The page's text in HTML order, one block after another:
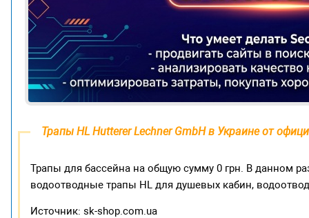
Трапы HL Hutterer Lechner GmbH в Украине от
Трапы для бассейна на общую сумму 0 грн. В данном
водоотводные трапы HL для душевых кабин,
Источник: sk-shop.com.ua